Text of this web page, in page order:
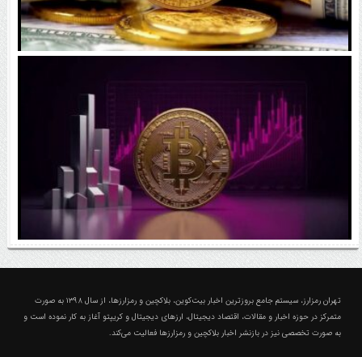
اتفاق مهم در بازار رمزارزها / بیت‌کوین وارد فاز تازه شد
تهران رمزارز، سیستم جامع بروزترین اخبار بیت‌کوین، بلاکچین و رمزارزها، از سال ۱۳۹۸ به صورت
متمرکز در حوزه اخبار و مقالات، اقتصاد دیجیتال، ارزهای‌ دیجیتال و کریپتو آغاز به کار نموده است و
به صورت تخصصی نیز در بازنشر اخبار بلاکچین و رمزارزها فعالیت می‌کند.